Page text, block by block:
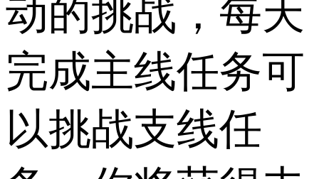
动的挑战，每天
完成主线任务可
以挑战支线任